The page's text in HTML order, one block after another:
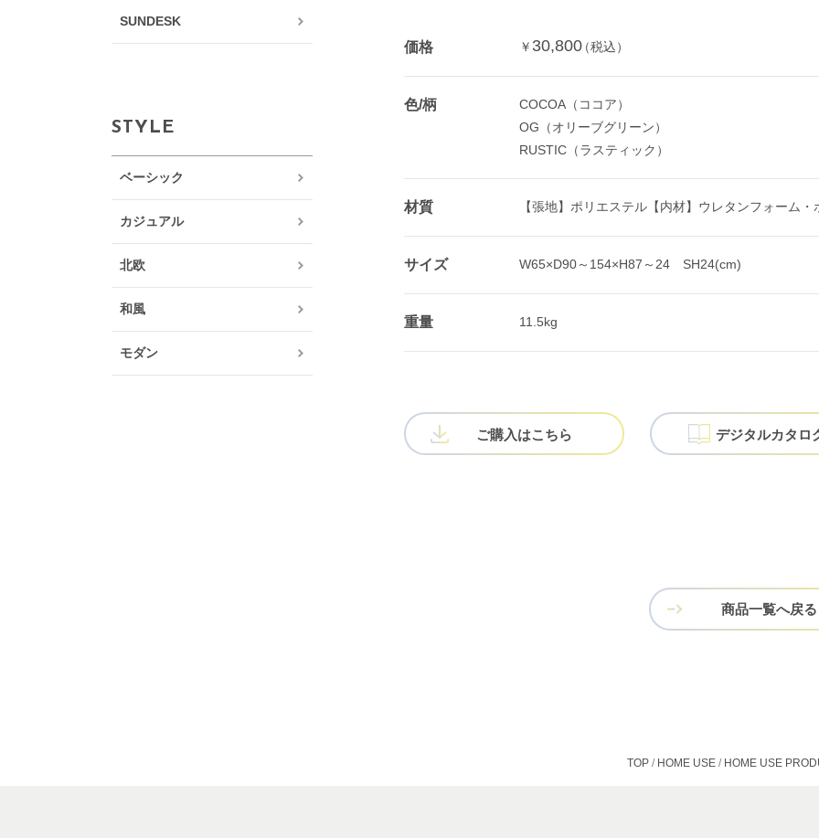
SUNDESK
STYLE
ベーシック
カジュアル
北欧
和風
モダン
価格 ￥ 30,800（税込）
色/柄
COCOA（ココア）
OG（オリーブグリーン）
RUSTIC（ラスティック）
材質 【張地】ポリエステル【内材】ウレタンフォーム
サイズ W65×D90～154×H87～24 SH24(cm)
重量 11.5kg
ご購入はこちら デジタルカタロ
商品一覧へ戻る
TOP HOME USE HOME USE